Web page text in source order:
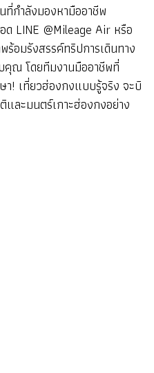
กำลังมองหามืออาชีพ
ด LINE @Mileage Air หรือ
ร้อมรังสรรค์ทริปการเดินทาง
คุณ โดยทีมงานมืออาชีพที่
! เที่ยวฮ่องกงแบบรู้จริง จะบิ
ละมนตร์เกาะฮ่องกงอย่าง